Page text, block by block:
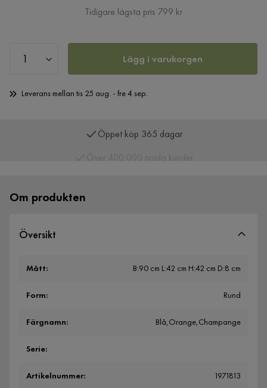
Pris
Tidigare lägsta pris 799 kr
Lägg i varukorgen
Leverans mellan tis 25 aug. - fre 4 sep.
Över 400 000 nöjda kunder
Om produkten
Översikt
Mått: B:90 cm L:42 cm H:42 cm D:8 cm
Form: Rund
Färgnamn: Blå,Orange,Champange
Serie:
Artikelnummer: 1971813